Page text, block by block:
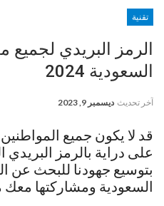
تقنية
الرمز البريدي لجميع
السعودية 2024
آخر تحديث ديسمبر 9, 2023
قد لا يكون جميع
على دراية بالرمز
بتوسيع جهودنا للبحث عن
السعودية ومشاركتها معك